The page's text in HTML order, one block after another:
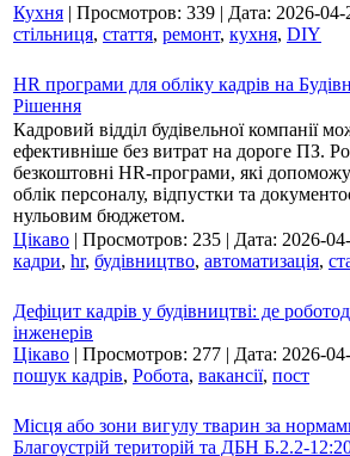
Кухня | Просмотров: 339 | Дата: 2026-04-
стільниця, стаття, ремонт, кухня, DIY
HR програми для обліку кадрів на
Рішення
Кадровий відділ будівельної компанії
ефективніше без витрат на дороге ПЗ.
безкоштовні HR-програми, які
облік персоналу, відпустки та
нульовим бюджетом.
Цікаво | Просмотров: 235 | Дата: 2026-
кадри, hr, будівництво, автоматизація,
Дефіцит кадрів у будівництві: де
інженерів
Цікаво | Просмотров: 277 | Дата: 2026-
пошук кадрів, Робота, вакансії, пост
Місця або зони вигулу тварин за
Благоустрій територій та ДБН Б.2.2-